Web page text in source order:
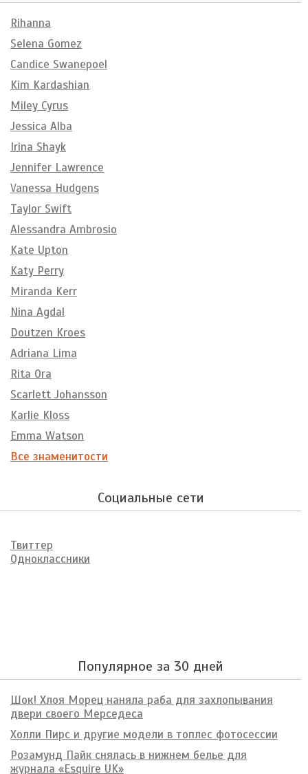
Rihanna
Selena Gomez
Candice Swanepoel
Kim Kardashian
Miley Cyrus
Jessica Alba
Irina Shayk
Jennifer Lawrence
Vanessa Hudgens
Taylor Swift
Alessandra Ambrosio
Kate Upton
Katy Perry
Miranda Kerr
Nina Agdal
Doutzen Kroes
Adriana Lima
Rita Ora
Scarlett Johansson
Karlie Kloss
Emma Watson
Все знаменитости
Социальные сети
Твиттер
Одноклассники
Популярное за 30 дней
Шок! Хлоя Морец наняла раба для захлопывания
двери своего Мерседеса
Холли Пирс и другие модели в топлес фотосессии
Розамунд Пайк снялась в нижнем белье для
журнала «Esquire UK»